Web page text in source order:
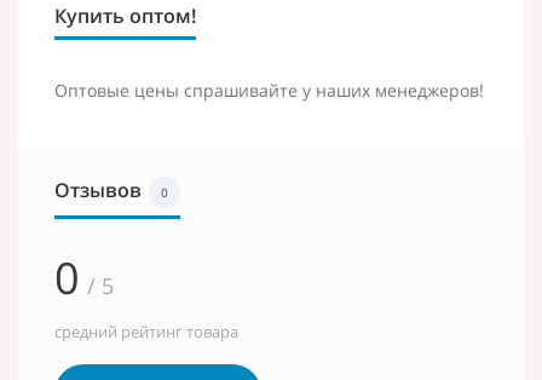
Купить оптом!
Оптовые цены спрашивайте у наших менеджеров!
Отзывов 0
0 / 5
средний рейтинг товара